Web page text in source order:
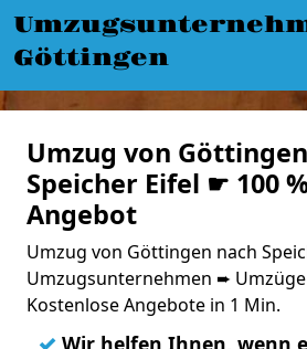
Göttingen
Umzug von
Speicher Eifel ☛ 100
Angebot
Umzug von Göttingen nach
Umzugsunternehmen ➨ Umzüge
Kostenlose Angebote in 1 Min.
✓ Wir helfen Ihnen, wenn